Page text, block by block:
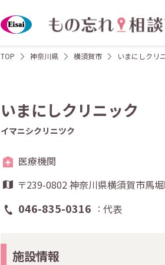
TOP 神奈川県 横須賀市 いまにしクリ
いまにしクリニック
イマニシクリニツク
医療機関
〒239-0802 神奈川県横須賀市馬
046-835-0316 代表
施設情報